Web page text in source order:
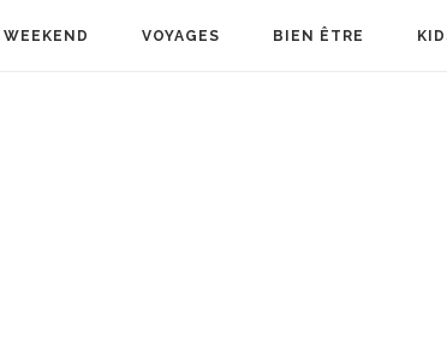
WEEKEND VOYAGES BIEN ÊTRE